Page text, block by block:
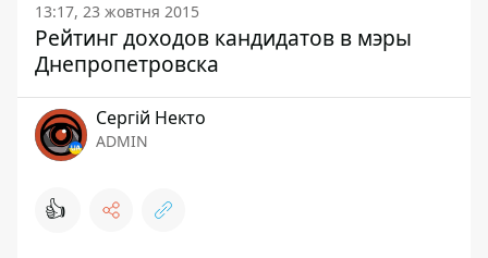
13:17, 23 жовтня 2015
Рейтинг доходов кандидатов в мэры
Днепропетровска
Сергій Некто
ADMIN
👍